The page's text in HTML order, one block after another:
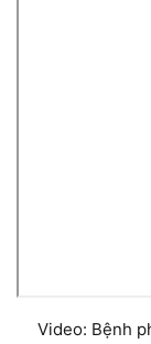
Video: Bệnh